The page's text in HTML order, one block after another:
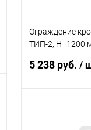
Ограждение
ТИП-2, H=1200
5 238 руб. /